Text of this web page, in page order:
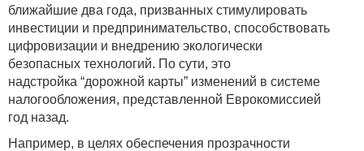
ближайшие два года, призванных стимулировать
инвестиции и предпринимательство, способствовать
цифровизации и внедрению экологически
безопасных технологий. По сути, это
надстройка “дорожной карты” изменений в системе
налогообложения, представленной Еврокомиссией
год назад.
Например, в целях обеспечения прозрачности